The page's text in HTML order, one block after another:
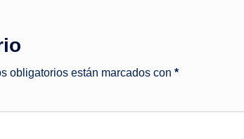
obligatorios están marcados con *